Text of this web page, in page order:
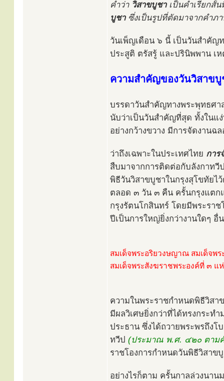
คำว่า วิสาขบูชาเป็นคำเรียกสั้
บูชาซึ่งเป็นรูปที่ตัดมาจากคำภ
วันเพ็ญเดือน ๖ นี้ เป็นวันสำคัญ
ประสูติ ตรัสรู้ และปรินิพพาน เ
ความสำคัญของวันวิสาขบู
บรรดาวันสำคัญทางพระพุทธศ
นับว่าเป็นวันสำคัญที่สุด ทั้งในแ
อย่างกว้างขวาง มีการจัดงาน
ว่าถึงเฉพาะในประเทศไทย การ
สืบมาจากการติดต่อกับลังกาทวี
พิธีวันวิสาขบูชาในกรุงสุโขทัยไ
ตลอด ๓ วัน ๓ คืน ครั้นกรุงแตก
กรุงรัตนโกสินทร์ โดยมีพระรา
ปีเป็นการใหญ่ยิ่งกว่างานใดๆ อื่
สมเด็จพระอริยวงษญาณ สมเด็จพ
สมเด็จพระสังฆราชพระองค์ที่ ๓ แ
ความในพระราชกำหนดพิธีวิส
มีผลวิเศษยิ่งกว่าที่ได้ทรงกระท
ประธาน ซึ่งได้ถวายพระพรถึง
ทวีป (ประมาณ พ.ศ. ๔๒๐ ตามคั
ราชโองการกำหนดวันพิธีวิสา
อย่างไรก็ตาม ครั้นกาลล่วงนา